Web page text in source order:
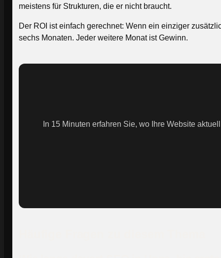
meistens für Strukturen, die er nicht braucht.
Der ROI ist einfach gerechnet: Wenn ein einziger
sechs Monaten. Jeder weitere Monat ist Gewinn.
In 15 Minuten erfahren Sie, wo Ihre Website